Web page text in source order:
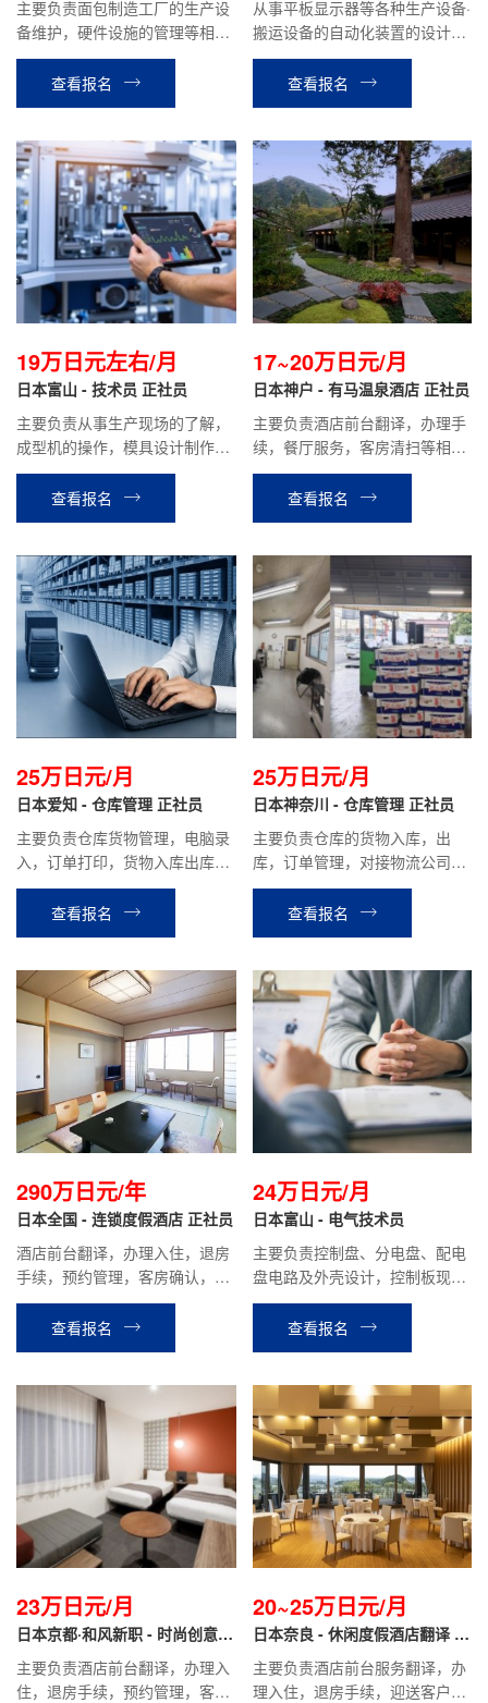
主要负责面包制造工厂的生产设
备维护，硬件设施的管理等相关
工作。
查看报名
从事平板显示器等各种生产设备·
搬运设备的自动化装置的设计工
作。负责初期的沟通，设计，生
产，试运行等全程业务。
查看报名
19万日元左右/月
日本富山 - 技术员 正社员
主要负责从事生产现场的了解，
成型机的操作，模具设计制作等
相关工作。
查看报名
17~20万日元/月
日本神户 - 有马温泉酒店 正社员
主要负责酒店前台翻译，办理手
续，餐厅服务，客房清扫等相关
工作。
查看报名
25万日元/月
日本爱知 - 仓库管理 正社员
主要负责仓库货物管理，电脑录
入，订单打印，货物入库出库，
打包发货等相关工作。
查看报名
25万日元/月
日本神奈川 - 仓库管理 正社员
主要负责仓库的货物入库，出
库，订单管理，对接物流公司等
工作。
查看报名
290万日元/年
日本全国 - 连锁度假酒店 正社员
酒店前台翻译，办理入住，退房
手续，预约管理，客房确认，餐
厅接待等相关工作。
查看报名
24万日元/月
日本富山 - 电气技术员
主要负责控制盘、分电盘、配电
盘电路及外壳设计，控制板现场
调试支持等相关工作。
查看报名
23万日元/月
日本京都·和风新职 - 时尚创意酒
店翻译 正社员
主要负责酒店前台翻译，办理入
住，退房手续，预约管理，客房
20~25万日元/月
日本奈良 - 休闲度假酒店翻译 正
社员
主要负责酒店前台服务翻译，办
理入住，退房手续，迎送客户，